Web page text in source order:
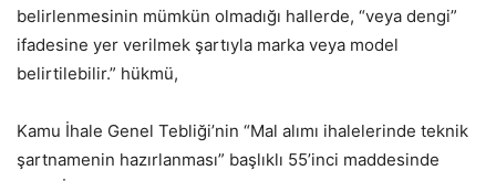
belirlenmesinin mümkün olmadığı hallerde, “veya dengi”
ifadesine yer verilmek şartıyla marka veya model
belirtilebilir.” hükmü,
Kamu İhale Genel Tebliği’nin “Mal alımı ihalelerinde teknik
şartnamenin hazırlanması” başlıklı 55’inci maddesinde